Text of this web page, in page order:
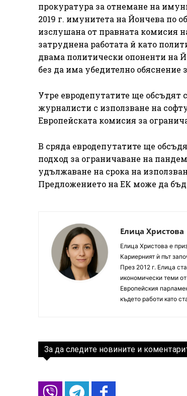
прокуратура за отнемане на
2019 г. имунитета на Йончева по
изслушана от правната комисия
затруднена работата й като
двама политически опоненти на
без да има убедително обяснение
Утре евродепутатите ще обсъдят
журналисти с използване на
Европейската комисия за
В сряда евродепутатите ще
подход за ограничаване на
удължаване на срока на
Предложението на ЕК може да
Елица Христова
Елица Христова е
Кариерният ѝ път
През 2012 г. Елица
икономически теми
Европейския
където работи като
За да следите новините и